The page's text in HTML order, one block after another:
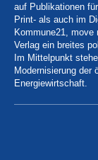
auf Publikationen
Print- als auch im
Kommune21, move
Verlag ein breites
Im Mittelpunkt
Modernisierung der
Energiewirtschaft.